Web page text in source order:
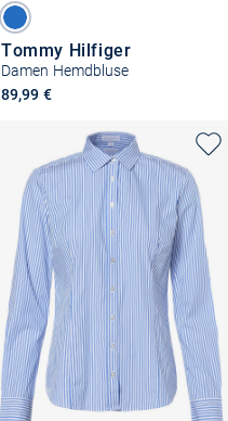
Tommy Hilfiger
Damen Hemdbluse
89,99 €